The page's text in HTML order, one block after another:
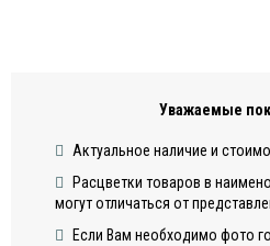
Уважаемые
Актуальное наличие и
Расцветки товаров в
могут отличаться от
Если Вам необходимо фото